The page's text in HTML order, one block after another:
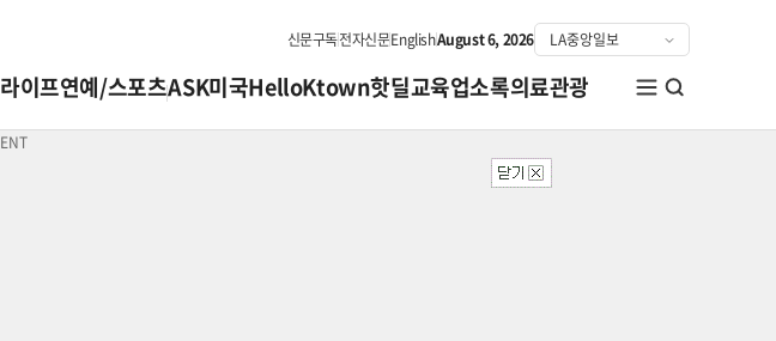
신문구독전자신문EnglishAugust 6, 2026
라이프연예/스포츠ASK미국HelloKtown핫딜교육업소록의료관광